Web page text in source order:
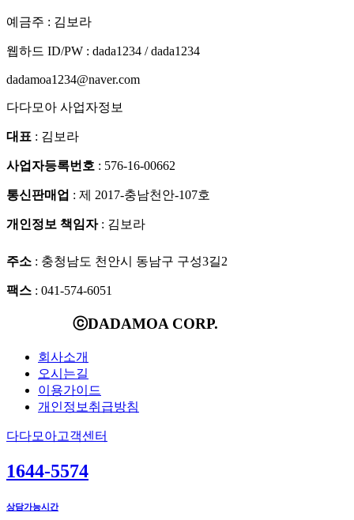
예금주 : 김보라
웹하드 ID/PW : dada1234 / dada1234
dadamoa1234@naver.com
다다모아 사업자정보
대표 : 김보라
사업자등록번호 : 576-16-00662
통신판매업 : 제 2017-충남천안-107호
개인정보 책임자: 김보라
주소 : 충청남도 천안시 동남구 구성3길2
팩스 : 041-574-6051
ⓒDADAMOA CORP.
회사소개
오시는길
이용가이드
개인정보취급방침
다다모아고객센터
1644-5574
상담가능시간